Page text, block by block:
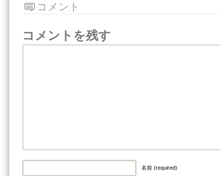
コメント
コメントを残す
名前 (required)